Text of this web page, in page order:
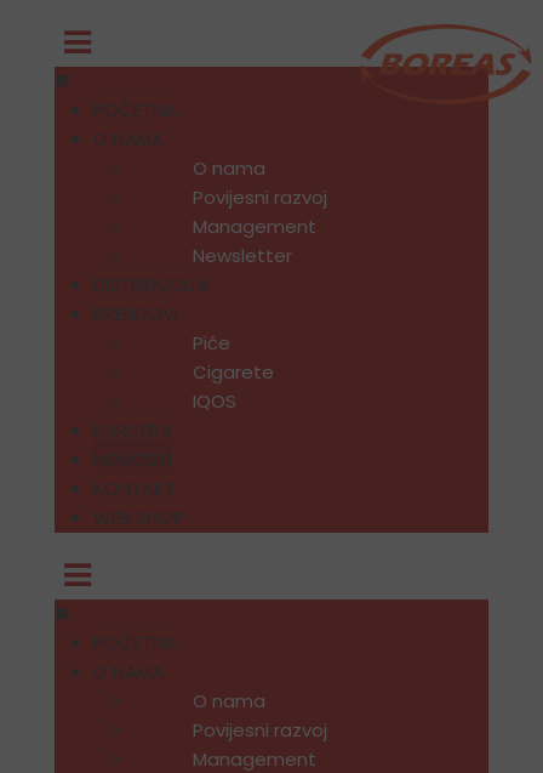
POČETNA
O NAMA
O nama
Povijesni razvoj
Management
Newsletter
DISTRIBUCIJA
BRENDOVI
Piće
Cigarete
IQOS
KARIJERA
NOVOSTI
KONTAKT
WEB SHOP
POČETNA
O NAMA
O nama
Povijesni razvoj
Management